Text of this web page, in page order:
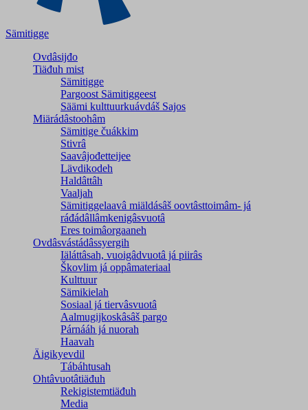
Sämitigge
Ovdâsijđo
Tiäđuh mist
Sämitigge
Pargoost Sämitiggeest
Säämi kulttuurkuávdáš Sajos
Miärádâstoohâm
Sämitige čuákkim
Stivrâ
Saavâjođetteijee
Lävdikodeh
Haldâttâh
Vaaljah
Sämitiggelaavâ miäldásâš oovtâsttoimâm- já
ráđádâllâmkenigâsvuotâ
Eres toimâorgaaneh
Ovdâsvástádâssyergih
Iäláttâsah, vuoigâdvuotâ já piirâs
Škovlim já oppâmateriaal
Kulttuur
Sämikielah
Sosiaal já tiervâsvuotâ
Aalmugijkoskâsâš pargo
Párnááh já nuorah
Haavah
Äigikyevdil
Tábáhtusah
Ohtâvuotâtiäđuh
Rekigistemtiäđuh
Media